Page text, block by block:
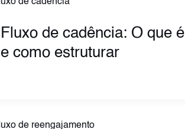
Fluxo de cadência: O que é
e como estruturar